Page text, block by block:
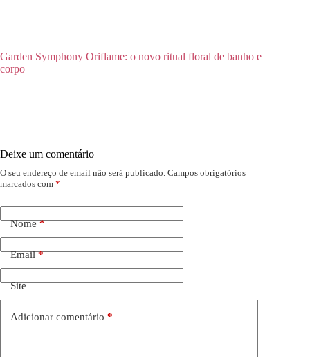
Garden Symphony Oriflame: o novo ritual floral de banho e
corpo
Deixe um comentário
O seu endereço de email não será publicado. Campos obrigatórios
marcados com *
Nome*
Email*
Site
Adicionar comentário *